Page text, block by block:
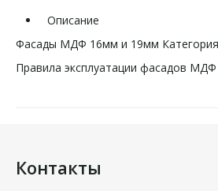
Описание
Фасады МДФ 16мм и 19мм
Правила эксплуатации фасадов
Контакты